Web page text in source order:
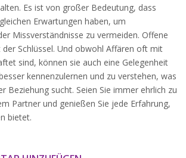
ANMELDEN!
Es ist von großer Bedeutung, dass
Erwartungen haben, um
Missverständnisse zu vermeiden. Offene
Schlüssel. Und obwohl Affären oft mit
sind, können sie auch eine Gelegenheit
kennenzulernen und zu verstehen, was
Beziehung sucht. Seien Sie immer ehrlich zu
Partner und genießen Sie jede Erfahrung,
bietet.